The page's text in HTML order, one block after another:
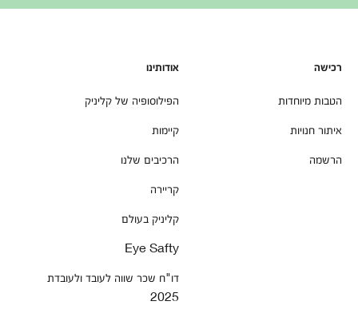
רכישה
הטבות מיוחדות
איתור חנויות
הרשמה
אודותינו
הפילוסופיה של קליניק
קיימות
הרכיבים שלנו
קריירה
קליניק בעולם
Eye Safty
דו"ח שכר שווה לעובד ולעובדת
2025